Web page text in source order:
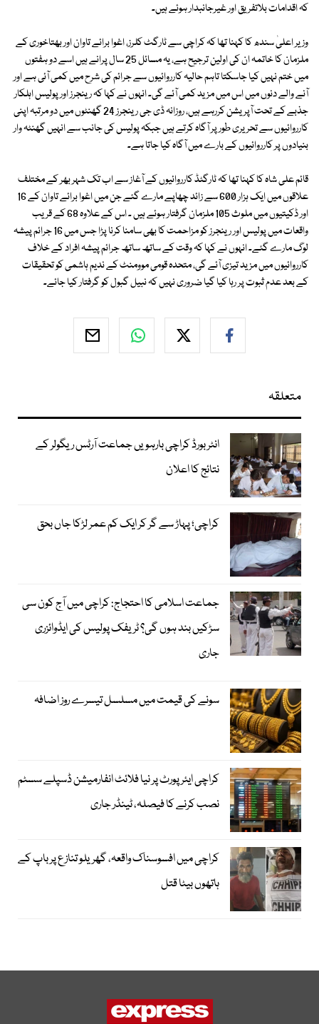
کہ اقدامات بلاتفریق اور غیرجانبدار ہوئے ہیں۔
وزیر اعلیٰ سندھ کا کہنا تھا کہ کراچی سے ٹارگٹ کلرز، اغوا برائے تاوان اور بھتاخوری کے
ملزمان کا خاتمہ ان کی اولین ترجیح ہے، یہ مسائل 25 سال پرانے ہیں اسے دو ہفتوں
میں ختم نہیں کیا جاسکتا تاہم حالیہ کارروائیوں سے جرائم کی شرح میں کمی آئی ہے اور
آنے والے دنوں میں اس میں مزید کمی آئے گی۔ انہوں نے کہا کہ رینجرز اور پولیس اہلکار
جذبے کے تحت آپریشن کررہے ہیں، روزانہ ڈی جی رینجرز 24 گھنٹوں میں دو مرتبہ اپنی
کارروائیوں سے تحریری طور پر آگاہ کرتے ہیں جبکہ پولیس کی جانب سے انہیں گھنٹہ وار
بنیادوں پر کارروائیوں کے بارے میں آگاہ کیا جاتا ہے۔
قائم علی شاہ کا کہنا تھا کہ ٹارگٹڈ کارروائیوں کے آغاز سے اب تک شہر بھر کے مختلف
علاقوں میں ایک ہزار 600 سے زائد چھاپے مارے گئے جن میں اغوا برائے تاوان کے 16
اور ڈکیتیوں میں ملوث 105 ملزمان گرفتار ہوئے ہیں ۔ اس کے علاوہ 68 کے قریب
واقعات میں پولیس اور رینجرز کو مزاحمت کا بھی سامنا کرنا پڑا جس میں 16 جرائم پیشہ
لوگ مارے گئے۔ انہوں نے کہا کہ وقت کے ساتھ ساتھ جرائم پیشہ افراد کے خلاف
کارروائیوں میں مزید تیزی آئے گی، متحدہ قومی موومنٹ کے ندیم ہاشمی کو تحقیقات
کے بعد عدم ثبوت پر رہا کیا گیا ضروری نہیں کہ نبیل گبول کو گرفتار کیا جائے۔
متعلقہ
انٹر بورڈ کراچی بارہویں جماعت آرٹس ریگولر کے
نتائج کا اعلان
کراچی؛ پہاڑ سے گر کر ایک کم عمر لڑکا جاں بحق
جماعت اسلامی کا احتجاج: کراچی میں آج کون سی
سڑکیں بند ہوں گی؟ ٹریفک پولیس کی ایڈوائزری
جاری
سونے کی قیمت میں مسلسل تیسرے روز اضافہ
کراچی ایئرپورٹ پر نیا فلائٹ انفارمیشن ڈسپلے سسٹم
نصب کرنے کا فیصلہ، ٹینڈر جاری
کراچی میں افسوسناک واقعہ، گھریلو تنازع پر باپ کے
ہاتھوں بیٹا قتل